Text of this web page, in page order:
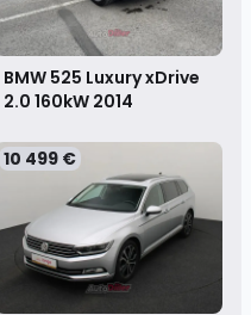
BMW 525 Luxury xDrive
2.0 160kW 2014
10 499 €